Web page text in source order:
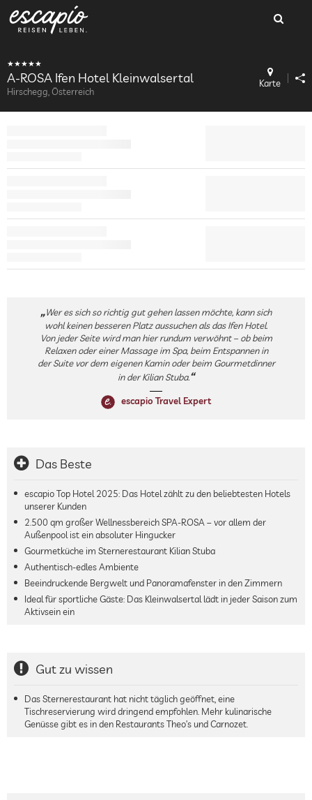
A-ROSA Ifen Hotel Kleinwalsertal
Hirschegg, Österreich
Karte
Wer es sich so richtig gut gehen lassen möchte, kann sich
wohl keinen besseren Platz aussuchen als das Ifen Hotel.
Von jeder Seite wird man hier rundum verwöhnt – ob beim
Relaxen oder einer Massage im Spa, beim Entspannen in
der Suite vor dem eigenen Kamin oder beim Gourmetdinner
in der Kilian Stuba.
escapio Travel Expert
Das Beste
escapio Top Hotel 2025: Das Hotel zählt zu den beliebtesten Hotels
unserer Kunden
2.500 qm großer Wellnessbereich SPA-ROSA – vor allem der
Außenpool ist ein absoluter Hingucker
Gourmetküche im Sternerestaurant Kilian Stuba
Authentisch-edles Ambiente
Beeindruckende Bergwelt und Panoramafenster in den Zimmern
Ideal für sportliche Gäste: Das Kleinwalsertal lädt in jeder Saison zum
Aktivsein ein
Gut zu wissen
Das Sternerestaurant hat nicht täglich geöffnet, eine
Tischreservierung wird dringend empfohlen. Mehr kulinarische
Genüsse gibt es in den Restaurants Theo’s und Carnozet.